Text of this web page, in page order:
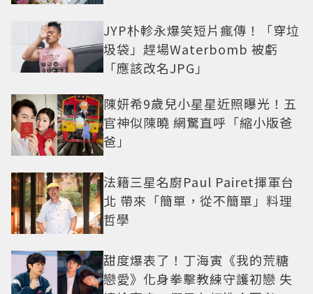
JYP朴軫永爆笑短片瘋傳！「穿垃
圾袋」趕場Waterbomb 被虧
「應該改名JPG」
陳妍希9歲兒小星星近照曝光！五
官神似陳曉 網驚直呼「縮小版爸
爸」
法籍三星名廚Paul Pairet揮軍台
北 帶來「簡單，從不簡單」料理
哲學
甜度爆表了！丁海寅《我的荒糖
戀愛》化身拳擊教練守護初戀 失